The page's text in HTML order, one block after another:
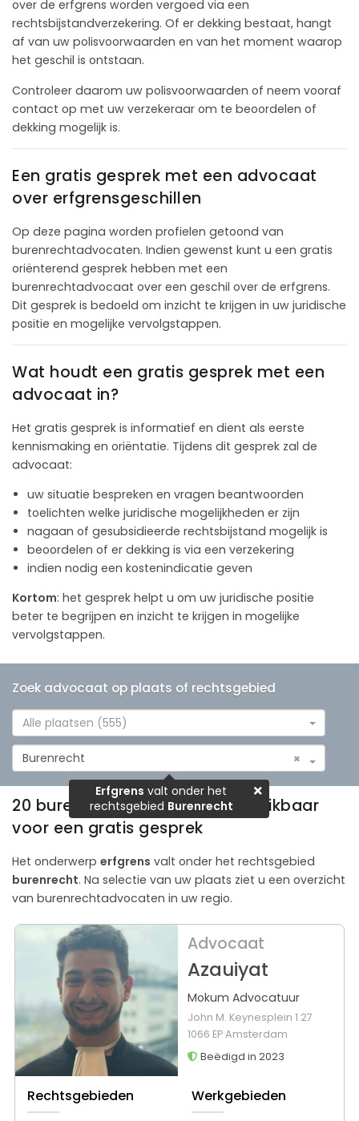
over de erfgrens worden vergoed via een
rechtsbijstandverzekering. Of er dekking bestaat, hangt
af van uw polisvoorwaarden en van het moment waarop
het geschil is ontstaan.
Controleer daarom uw polisvoorwaarden of neem vooraf
contact op met uw verzekeraar om te beoordelen of
dekking mogelijk is.
Een gratis gesprek met een advocaat
over erfgrensgeschillen
Op deze pagina worden profielen getoond van
burenrechtadvocaten. Indien gewenst kunt u een gratis
oriënterend gesprek hebben met een
burenrechtadvocaat over een geschil over de erfgrens.
Dit gesprek is bedoeld om inzicht te krijgen in uw juridische
positie en mogelijke vervolgstappen.
Wat houdt een gratis gesprek met een
advocaat in?
Het gratis gesprek is informatief en dient als eerste
kennismaking en oriëntatie. Tijdens dit gesprek zal de
advocaat:
uw situatie bespreken en vragen beantwoorden
toelichten welke juridische mogelijkheden er zijn
nagaan of gesubsidieerde rechtsbijstand mogelijk is
beoordelen of er dekking is via een verzekering
indien nodig een kostenindicatie geven
Kortom: het gesprek helpt u om uw juridische positie
beter te begrijpen en inzicht te krijgen in mogelijke
vervolgstappen.
Zoek advocaat op plaats of rechtsgebied
Alle plaatsen (555)
×
Burenrecht
Erfgrens valt onder het
rechtsgebied Burenrecht
20 burenrechtadvocaten beschikbaar
voor een gratis gesprek
Het onderwerp erfgrens valt onder het rechtsgebied
burenrecht. Na selectie van uw plaats ziet u een overzicht
van burenrechtadvocaten in uw regio.
Advocaat
Azauiyat
Mokum Advocatuur
John M. Keynesplein 1 27
1066 EP Amsterdam
Beëdigd in 2023
Rechtsgebieden Werkgebieden